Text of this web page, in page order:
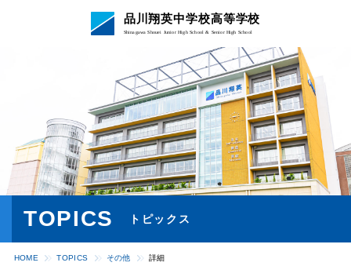
品川翔英中学校高等学校
Shinagawa Shouei Junior High School & Senior High School
TOPICS トピックス
HOME TOPICS その他 詳細